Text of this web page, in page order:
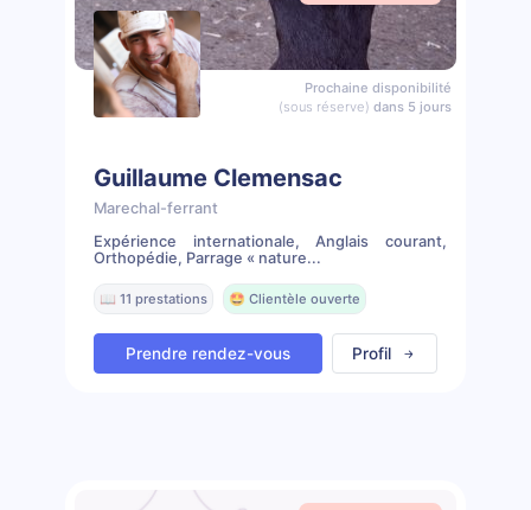
Prochaine disponibilité
(sous réserve) dans 5 jours
Guillaume Clemensac
Marechal-ferrant
Expérience internationale, Anglais courant,
Orthopédie, Parrage « nature...
📖 11 prestations 🤩 Clientèle ouverte
Prendre rendez-vous Profil